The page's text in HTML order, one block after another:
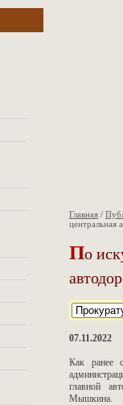
Главная /
центральная
По
07.11.2022
Как ранее
главной
Мышкина.